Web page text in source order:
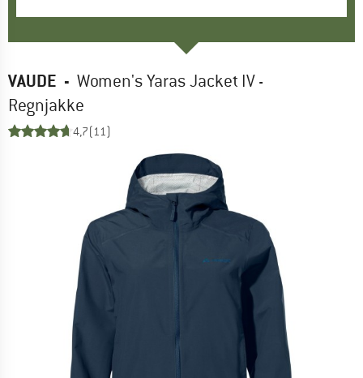
VAUDE - Women's Yaras Jacket IV -
Regnjakke
4,7(11)